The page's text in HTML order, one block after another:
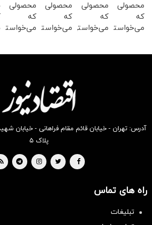
محصولی
که
می‌خواستی
محصولی
که
می‌خواستی
محصولی
که
می‌خواستی
بخر !
محصولی
که
می‌خواستی
بخر !
آدرس: تهران - خیابان قائم مقام فراهانی - خیابان
پلاک ۵
راه های تماس
تبلیغات